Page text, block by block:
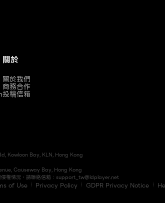
關於
關於我們
商務合作
投稿信箱
Kowloon Bay, KLN, Hong Kong
Causeway Bay, Hong Kong
權情況，請聯絡信箱： support_tw@ldplayer.net
of Use Privacy Policy GDPR Privacy Notice